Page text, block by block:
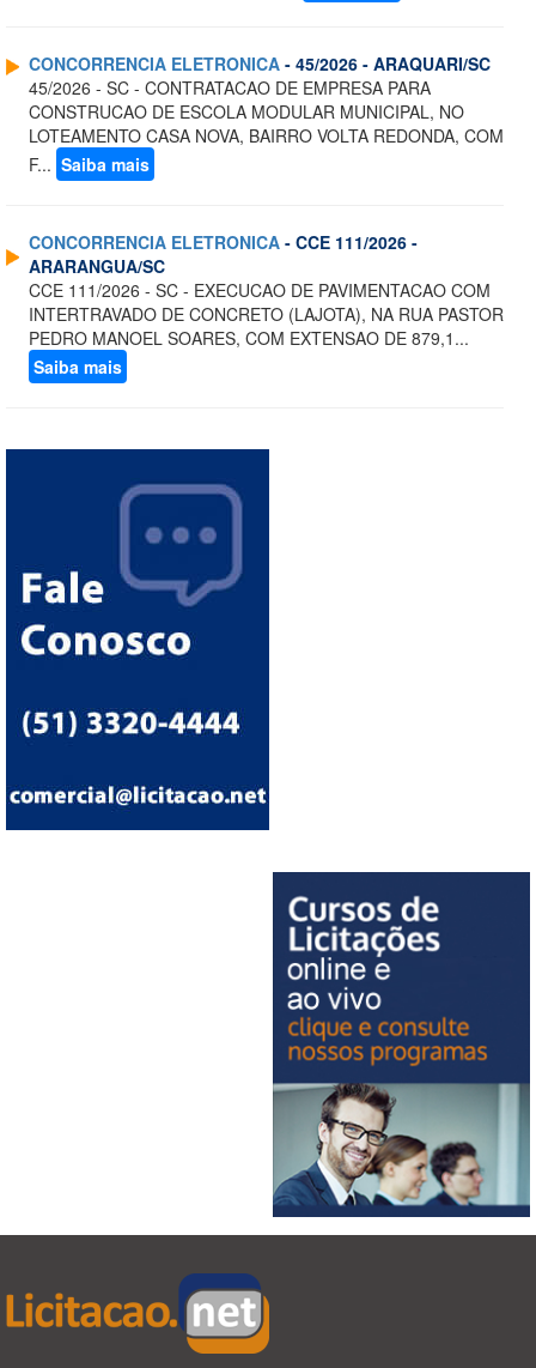
CONCORRENCIA ELETRONICA - 45/2026 - ARAQUARI/SC
45/2026 - SC - CONTRATACAO DE EMPRESA PARA
CONSTRUCAO DE ESCOLA MODULAR MUNICIPAL, NO
LOTEAMENTO CASA NOVA, BAIRRO VOLTA REDONDA, COM
F... Saiba mais
CONCORRENCIA ELETRONICA - CCE 111/2026 -
ARARANGUA/SC
CCE 111/2026 - SC - EXECUCAO DE PAVIMENTACAO COM
INTERTRAVADO DE CONCRETO (LAJOTA), NA RUA PASTOR
PEDRO MANOEL SOARES, COM EXTENSAO DE 879,1...
Saiba mais